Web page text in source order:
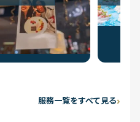
服務一覧をすべて見る